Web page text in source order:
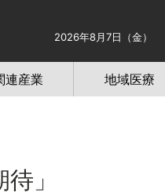
2026年8月7日（金）
連産業 地域医療
」